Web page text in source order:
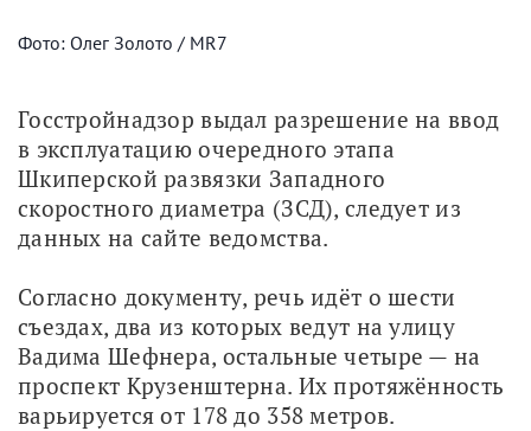
Фото: Олег Золото / MR7
Госстройнадзор выдал разрешение на ввод
в эксплуатацию очередного этапа
Шкиперской развязки Западного
скоростного диаметра (ЗСД), следует из
данных на сайте ведомства.
Согласно документу, речь идёт о шести
съездах, два из которых ведут на улицу
Вадима Шефнера, остальные четыре — на
проспект Крузенштерна. Их протяжённость
варьируется от 178 до 358 метров.